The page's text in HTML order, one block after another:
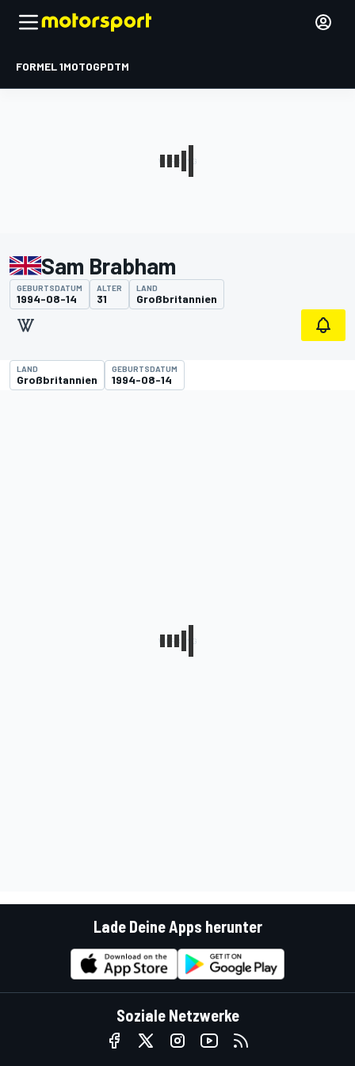
FORMEL 1MOTOGPDTM
Sam Brabham
GEBURTSDATUM
1994-08-14
ALTER
31
LAND
Großbritannien
LAND
Großbritannien
GEBURTSDATUM
1994-08-14
Lade Deine Apps herunter
Soziale Netzwerke